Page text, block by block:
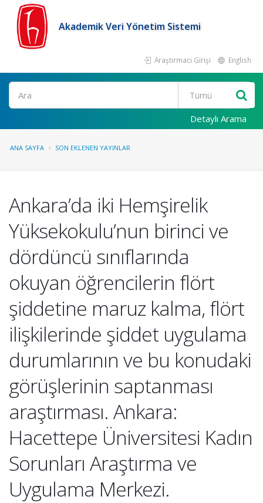
Akademik Veri Yönetim Sistemi
Araştırmacı Girişi English
Ara
Detaylı Arama
ANA SAYFA SON EKLENEN YAYINLAR
Ankara’da iki Hemşirelik
Yüksekokulu’nun birinci ve
dördüncü sınıflarında
okuyan öğrencilerin flört
şiddetine maruz kalma, flört
ilişkilerinde şiddet uygulama
durumlarının ve bu konudaki
görüşlerinin saptanması
araştırması. Ankara:
Hacettepe Üniversitesi Kadın
Sorunları Araştırma ve
Uygulama Merkezi.